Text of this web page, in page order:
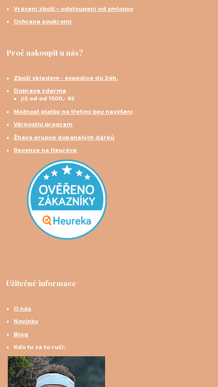
Vrácení zboží – odstoupení od smlouvy
Ochrana soukromí
Proč nakoupit u nás?
Zboží skladem - expedice do 24h.
Doprava zdarma
již od od 1500,- Kč
Možnost platby na třetiny bez navýšení
Věrnostní program
Žhavá erupce dokonalých dárků
Recenze na Heuréce
Užitečné informace
O nás
Novinky
Blog
Kdo tu za to ručí: